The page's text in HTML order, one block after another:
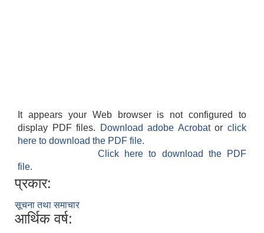
It appears your Web browser is not configured to
display PDF files.
Download adobe Acrobatorclick
here to download the PDF file.
Click here to download the PDF
file.
प्रकार:
सूचना तथा समाचार
आर्थिक वर्ष: